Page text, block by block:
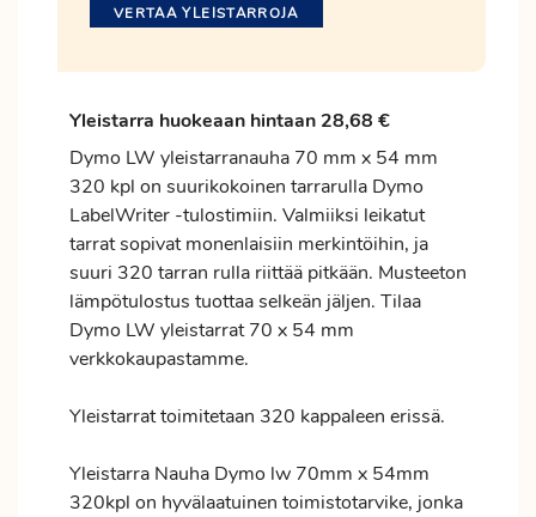
VERTAA YLEISTARROJA
Yleistarra huokeaan hintaan 28,68 €
Dymo LW yleistarranauha 70 mm x 54 mm
320 kpl on suurikokoinen tarrarulla Dymo
LabelWriter -tulostimiin. Valmiiksi leikatut
tarrat sopivat monenlaisiin merkintöihin, ja
suuri 320 tarran rulla riittää pitkään. Musteeton
lämpötulostus tuottaa selkeän jäljen. Tilaa
Dymo LW yleistarrat 70 x 54 mm
verkkokaupastamme.
Yleistarrat toimitetaan 320 kappaleen erissä.
Yleistarra Nauha Dymo lw 70mm x 54mm
320kpl on hyvälaatuinen toimistotarvike, jonka